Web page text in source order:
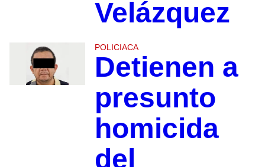
Velázquez
POLICIACA
Detienen a
presunto
homicida
del